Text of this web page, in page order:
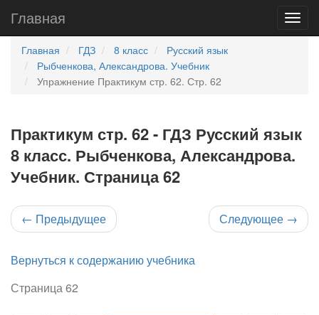
Главная
Главная ГДЗ 8 класс
Русский язык
Рыбченкова, Александрова. Учебник
Упражнение Практикум стр. 62. Стр. 62
Практикум стр. 62 - ГДЗ Русский язык
8 класс. Рыбченкова, Александрова.
Учебник. Страница 62
← Предыдущее Следующее →
Вернуться к содержанию учебника
Страница 62